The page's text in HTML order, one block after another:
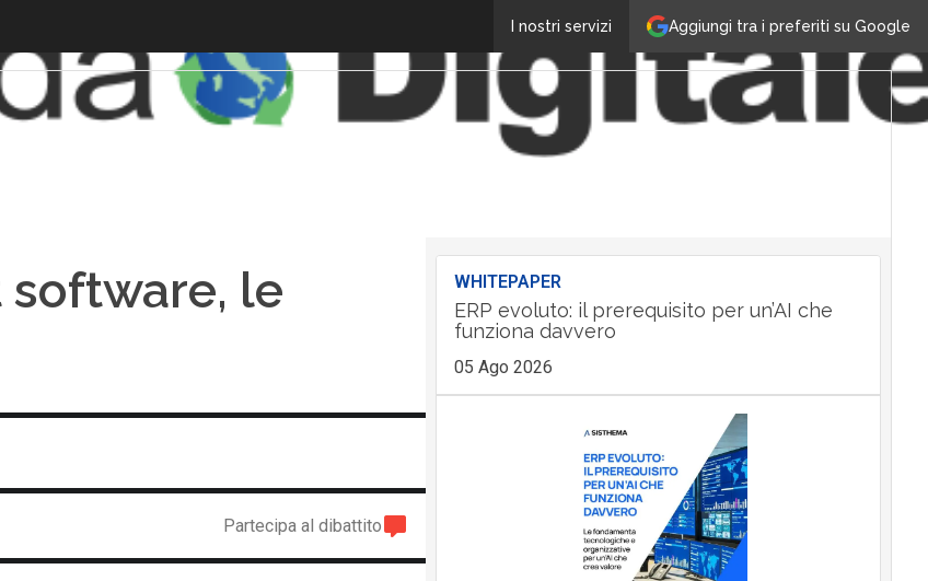
Aggiungi tra i preferiti su Google
I nostri servizi
le
Partecipa al dibattito
WHITEPAPER
ERP evoluto: il prerequisito per un’AI che
funziona davvero
05 Ago 2026